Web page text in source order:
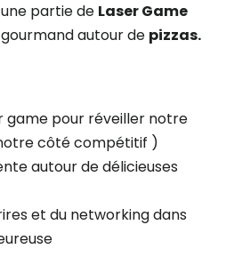
partie de Laser Game
autour de pizzas.
game pour réveiller notre
côté compétitif )
autour de délicieuses
et du networking dans